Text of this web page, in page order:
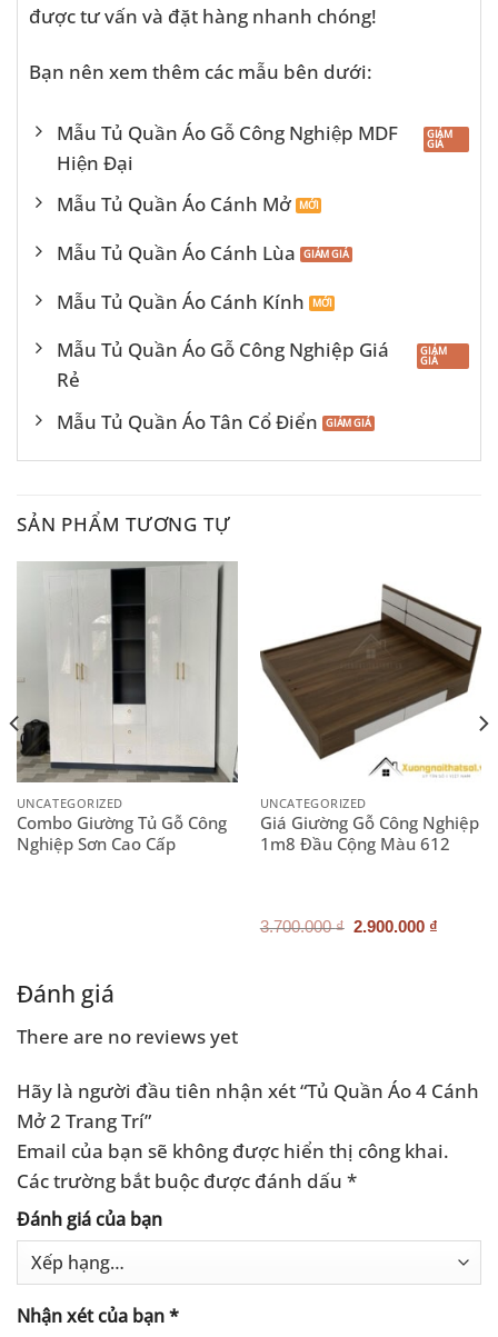
được tư vấn và đặt hàng nhanh chóng!
Bạn nên xem thêm các mẫu bên dưới:
Mẫu Tủ Quần Áo Gỗ Công Nghiệp MDF
Hiện Đại
Mẫu Tủ Quần Áo Cánh Mở
Mẫu Tủ Quần Áo Cánh Lùa
Mẫu Tủ Quần Áo Cánh Kính
Mẫu Tủ Quần Áo Gỗ Công Nghiệp Giá
Rẻ
Mẫu Tủ Quần Áo Tân Cổ Điển
SẢN PHẨM TƯƠNG TỰ
UNCATEGORIZED
Combo Giường Tủ Gỗ Công
Nghiệp Sơn Cao Cấp
UNCATEGORIZED
Giá Giường Gỗ Công Nghiệp
1m8 Đầu Cộng Màu 612
3.700.000₫ Giá
2.900.000 ₫
₫.
Đánh giá
There are no reviews yet
Hãy là người đầu tiên nhận xét “Tủ Quần Áo 4 Cánh
Mở 2 Trang Trí”
Email của bạn sẽ không được hiển thị công khai.
Các trường bắt buộc được đánh dấu *
Đánh giá của bạn
Nhận xét của bạn*